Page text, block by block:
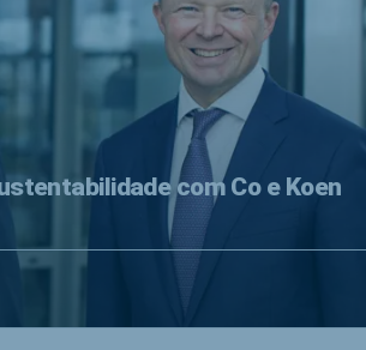
com Co e Koen